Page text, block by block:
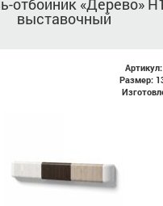
отбойник «Дерево»
выставочный
Размер: